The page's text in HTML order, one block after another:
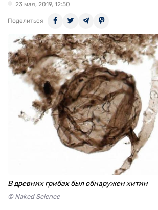
23 мая, 2019, 12:50
Поделиться
В древних грибах был обнаружен хитин
© Naked Science